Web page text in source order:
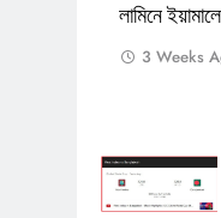
লামিনে
3 Weeks